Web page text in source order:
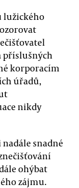
lužického
příslušných
korporacím
úřadů,
nikdy
snadné
ohýbat
zájmu.